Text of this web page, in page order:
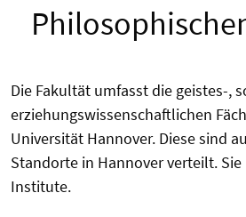
Die Fakultät umfasst die geistes-,
erziehungswissenschaftlichen
Universität Hannover. Diese sind
Standorte in Hannover verteilt.
Institute.